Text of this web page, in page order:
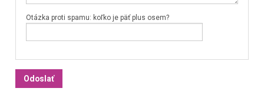
Otázka proti spamu: koľko je päť plus osem?